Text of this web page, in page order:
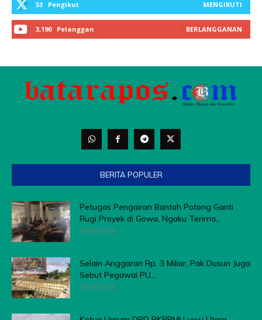
BERITA POPULER
Petugas Pengairan Bantah Potong Ganti
Rugi Proyek di Gowa, Ngaku Terima...
04/08/2026
Selain Anggaran Rp. 3 Miliar, Pak Dusun Juga
Sebut Pegawai PU...
30/07/2026